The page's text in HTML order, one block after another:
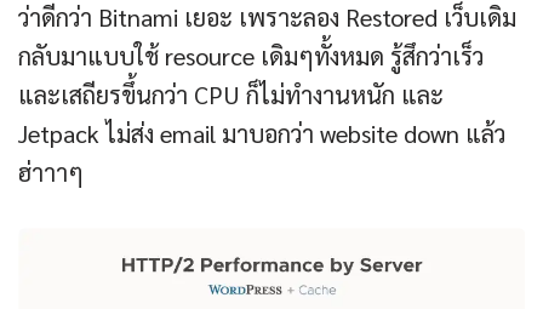
ว่าดีกว่า Bitnami เยอะ เพราะลอง Restored เว็บเดิม
กลับมาแบบใช้ resource เดิมๆทั้งหมด รู้สึกว่าเร็ว
และเสถียรขึ้นกว่า CPU ก็ไม่ทำงานหนัก และ
Jetpack ไม่ส่ง email มาบอกว่า website down แล้ว
ฮ่าาาๆ